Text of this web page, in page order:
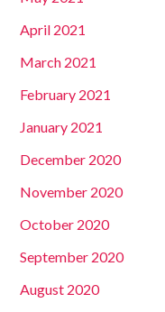
April 2021
March 2021
February 2021
January 2021
December 2020
November 2020
October 2020
September 2020
August 2020